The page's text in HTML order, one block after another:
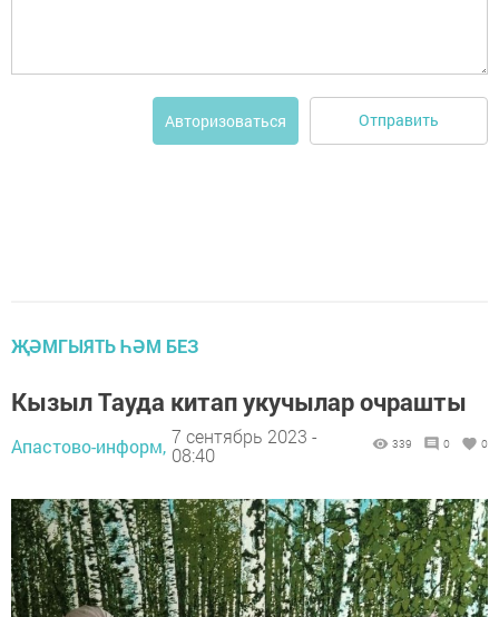
Авторизоваться Отправить
ҖӘМГЫЯТЬ ҺӘМ БЕЗ
Кызыл Тауда китап укучылар очрашты
Апастово-информ, 7 сентябрь 2023 -
08:40
339 0 0